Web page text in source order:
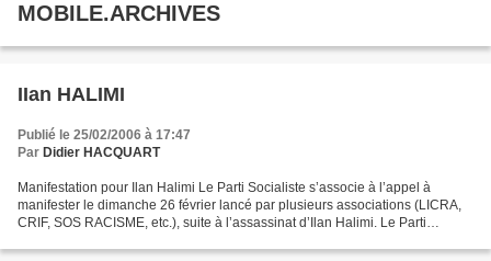
MOBILE.ARCHIVES
IIan HALIMI
Publié le 25/02/2006 à 17:47
Par Didier HACQUART
Manifestation pour Ilan Halimi Le Parti Socialiste s’associe à l’appel à
manifester le dimanche 26 février lancé par plusieurs associations (LICRA,
CRIF, SOS RACISME, etc.), suite à l’assassinat d’Ilan Halimi. Le Parti